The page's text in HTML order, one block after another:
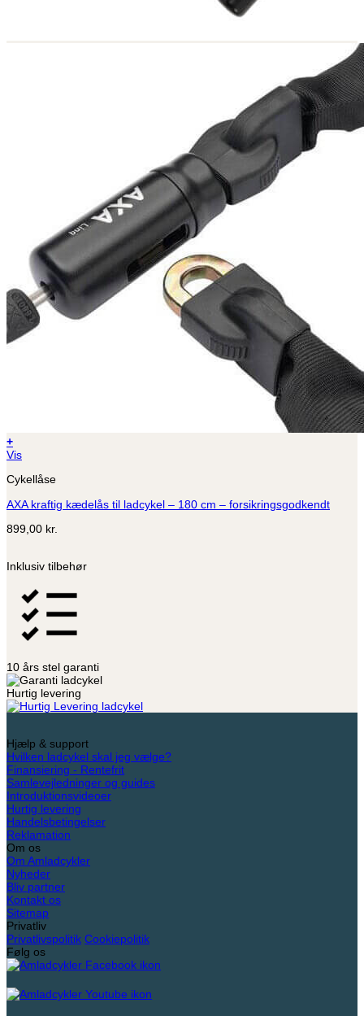
+
Vis
Cykellåse
AXA kraftig kædelås til ladcykel – 180 cm – forsikringsgodkendt
899,00 kr.
Inklusiv tilbehør
10 års stel garanti
Hurtig levering
Hjælp & support
Hvilken ladcykel skal jeg vælge?
Finansiering - Rentefrit
Samlevejledninger og guides
Introduktionsvideoer
Hurtig levering
Handelsbetingelser
Reklamation
Om os
Om Amladcykler
Nyheder
Bliv partner
Kontakt os
Sitemap
Privatliv
Privatlivspolitik Cookiepolitik
Følg os